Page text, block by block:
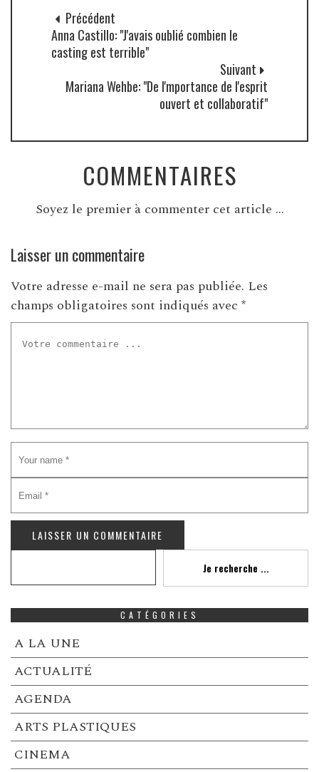
Précédent
Anna Castillo: "J'avais oublié combien le
casting est terrible"
Suivant
Mariana Wehbe: "De l'mportance de l'esprit
ouvert et collaboratif"
COMMENTAIRES
Soyez le premier à commenter cet article ...
Laisser un commentaire
Votre adresse e-mail ne sera pas publiée. Les
champs obligatoires sont indiqués avec *
Je recherche ...
CATÉGORIES
A LA UNE
ACTUALITÉ
AGENDA
ARTS PLASTIQUES
CINEMA